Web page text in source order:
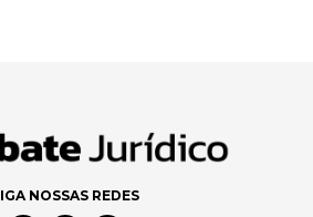
NOSSAS REDES